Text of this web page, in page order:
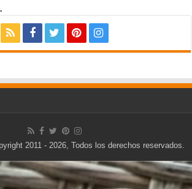
2011 - 2026, Todos los derechos reservados.